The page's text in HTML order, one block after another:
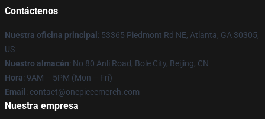
Contáctenos
Nuestra oficina principal : 53365 Piedmont Rd NE, Atlanta, GA 30305,
US
Nuestro almacén: No 80 Anli Road, Bole City, Beijing, CN
Hora: 9AM – 5PM (Mon – Fri)
Email : contact@onepiecemerch.com
Nuestra empresa